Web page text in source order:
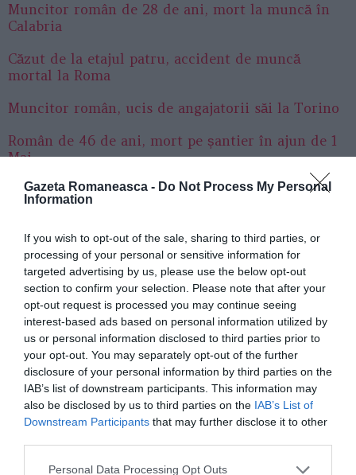
Gazeta Romaneasca - Do Not Process My Personal
Information
If you wish to opt-out of the sale, sharing to third parties, or
processing of your personal or sensitive information for
targeted advertising by us, please use the below opt-out
section to confirm your selection. Please note that after your
opt-out request is processed you may continue seeing
interest-based ads based on personal information utilized by
us or personal information disclosed to third parties prior to
your opt-out. You may separately opt-out of the further
disclosure of your personal information by third parties on the
IAB’s list of downstream participants. This information may
also be disclosed by us to third parties on the IAB’s List of
Downstream Participants that may further disclose it to other
Personal Data Processing Opt Outs
Muncitor român de 28 de ani, mort la muncă în
Calabria
Căzut de la etajul patru, accident de muncă
mortal la Roma
Muncitor român, ucis de angajatorii săi la Torino
Român de 46 de ani, mort pe șantier în ajun de 1
Mai
Roberta Anastase se va cununa după ce a
fost cerută de 3 ori în căsătorie
Următorul articol
Acordul pentru morţi dintre România şi
Italia / Dacă nu ai bani de repatriere, te
îngroapă primăria italiană
AȚI PUTEA DORI DE
ASEMENEA